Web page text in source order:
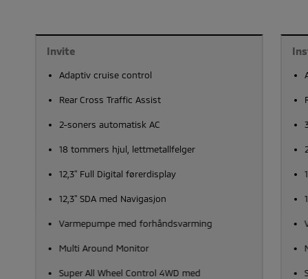
Invite
Adaptiv cruise control
Rear Cross Traffic Assist
2-soners automatisk AC
18 tommers hjul, lettmetallfelger
12,3" Full Digital førerdisplay
12,3" SDA med Navigasjon
Varmepumpe med forhåndsvarming
Multi Around Monitor
Super All Wheel Control 4WD med